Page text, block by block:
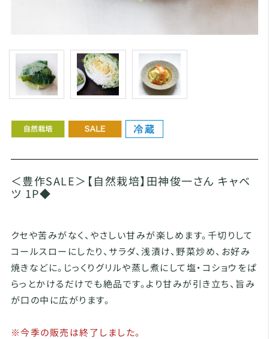
＜豊作SALE＞【自然栽培】田神俊一さん キャベ
ツ 1P◆
クセや苦みがなく、やさしい甘みが楽しめます。千切りして
コールスローにしたり、サラダ、浅漬け、野菜炒め、お好み
焼きなどに。じっくりグリルや蒸し煮にして塩・コショウをぱ
らっとかけるだけでも絶品です。より甘みが引き立ち、旨み
が口の中に広がります。
※今季の販売は終了しました。